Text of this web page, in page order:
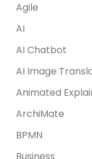
Agile
AI
AI Chatbot
AI Image
Animated
ArchiMate
BPMN